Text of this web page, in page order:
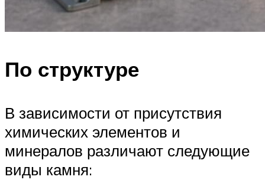
По структуре
В зависимости от присутствия
химических элементов и
минералов различают следующие
виды камня: